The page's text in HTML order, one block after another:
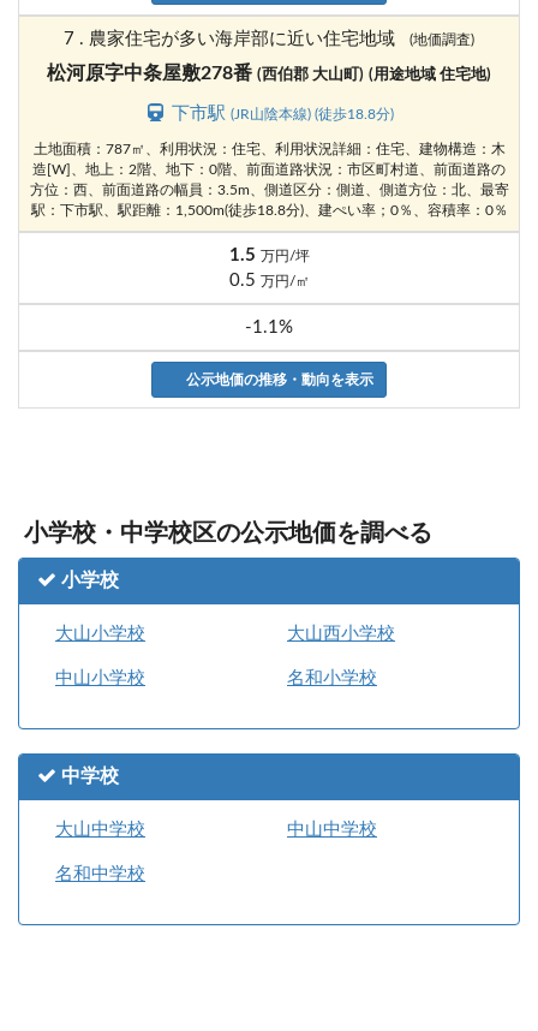
7 . 農家住宅が多い海岸部に近い住宅地域 (地価調査)
松河原字中条屋敷278番 (西伯郡 大山町) (用途地域 住宅地)
下市駅(JR山陰本線) (徒歩18.8分)
土地面積：787㎡、利用状況：住宅、利用状況詳細：住宅、建物構造：木
造[W]、地上：2階、地下：0階、前面道路状況：市区町村道、前面道路の
方位：西、前面道路の幅員：3.5m、側道区分：側道、側道方位：北、最寄
駅：下市駅、駅距離：1,500m(徒歩18.8分)、建ぺい率；0％、容積率：0％
1.5 万円/坪
0.5 万円/㎡
-1.1%
公示地価の推移・動向を表示
小学校・中学校区の公示地価を調べる
小学校
大山小学校 大山西小学校
中山小学校 名和小学校
中学校
大山中学校 中山中学校
名和中学校